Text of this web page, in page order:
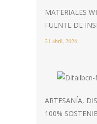
MATERIALES
FUENTE DE
21 abril, 2026
ARTESANÍA,
100%